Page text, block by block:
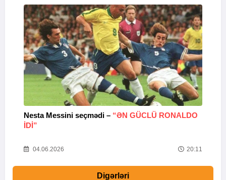
Nesta Messini seçmədi – “ƏN GÜCLÜ RONALDO
IDI”
04.06.2026 20:11
Digərləri